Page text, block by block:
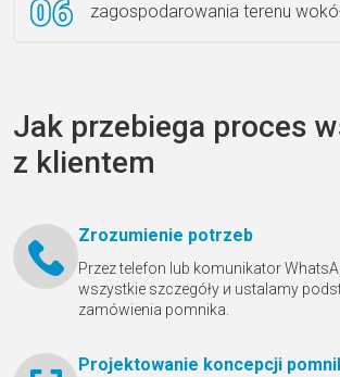
zagospodarowania terenu
Jak przebiega proces
z klientem
Zrozumienie potrzeb
Przez telefon lub komunikator
wszystkie szczegóły и ustalamy
zamówienia pomnika.
Projektowanie koncepcji